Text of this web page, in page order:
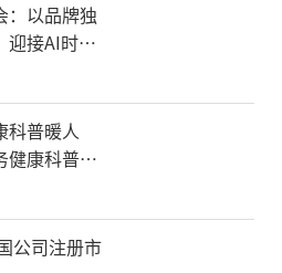
：以品牌独
迎接AI时代
科普暖人
健康科普讲
京圆满完
公司注册市